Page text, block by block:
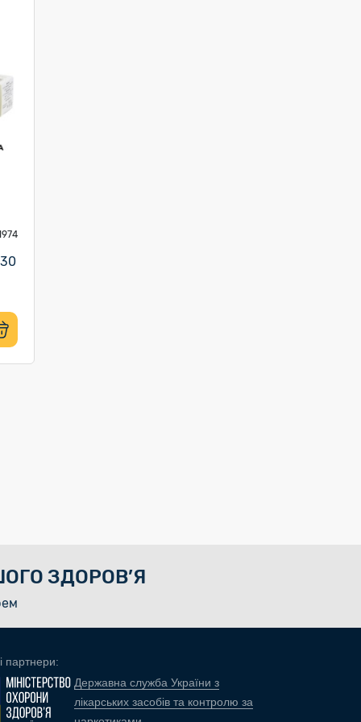
ЗДОРОВ’Я
партнери:
Державна служба України з
лікарських засобів та контролю за